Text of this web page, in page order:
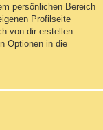
persönlichen Bereich
Profilseite
von dir erstellen
Optionen in die